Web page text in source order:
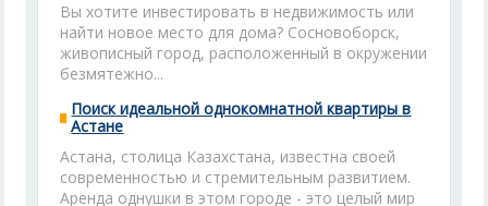
Вы хотите инвестировать в недвижимость или
найти новое место для дома? Сосновоборск,
живописный город, расположенный в окружении
безмятежно...
Поиск идеальной однокомнатной квартиры в
Астане
Астана, столица Казахстана, известна своей
современностью и стремительным развитием.
Аренда однушки в этом городе - это целый мир